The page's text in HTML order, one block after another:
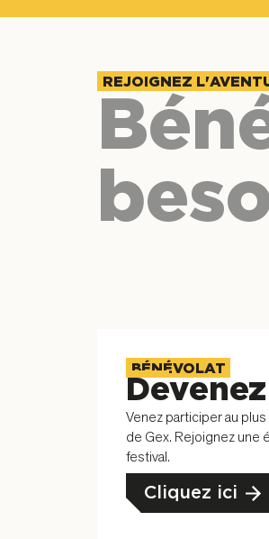
REJOIGNEZ
BÉNÉVOLAT
Venez participer au
de Gex. Rejoignez une
festival.
Cliquez ici